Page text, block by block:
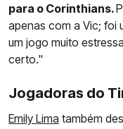
para o Corinthians.
apenas com a Vic; foi
um jogo muito
certo."
Jogadoras do
Emily Lima também